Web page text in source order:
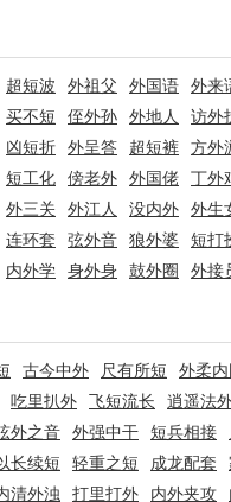
超短波 外祖父 外国语 外来
买不短 侄外孙 外地人 访外
凶短折 外呈答 超短裤 方外
短工化 傍老外 外国佬 丁外
外三关 外江人 没内外 外生
连环套 弦外音 狼外婆 短打
内外学 身外身 鼓外圈 外接
古今中外 尺有所短 外柔内
吃里扒外 飞短流长 逍遥法
外之音 外强中干 短兵相接
长续短 轻重之短 成龙配套
清外浊 打里打外 内外夹攻